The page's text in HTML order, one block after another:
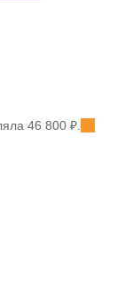
46 800 ₽.